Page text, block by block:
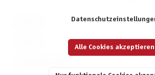
Alle Cookies akzeptieren